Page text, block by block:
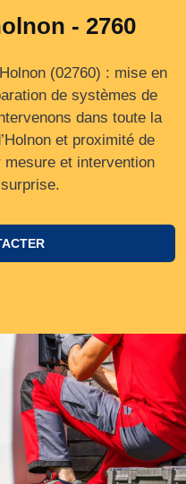
- 2760
(02760) : mise en
de systèmes de
dans toute la
et proximité de
mesure et intervention